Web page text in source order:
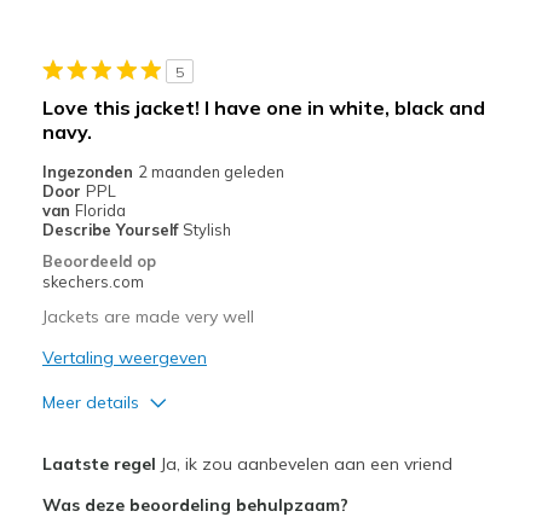
Going Out
Travel
Sizing Feels true to size
5
Love this jacket! I have one in white, black and
navy.
Ingezonden 2 maanden geleden
Door PPL
van Florida
Describe Yourself Stylish
Beoordeeld op
skechers.com
Jackets are made very well
Vertaling weergeven
Meer details
Laatste regel Ja, ik zou aanbevelen aan een vriend
Was deze beoordeling behulpzaam?